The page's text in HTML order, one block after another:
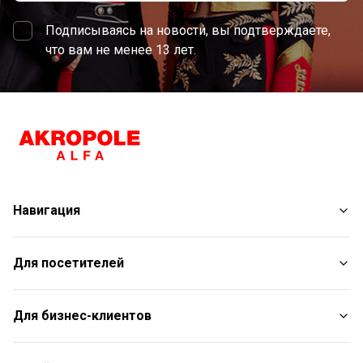
Подписываясь на новости, вы подтверждаете,
что вам не менее 13 лет.
Навигация
Магазины
Услуги
Развлечения
Рестораны
Для посетителей
План торгового центра
С животными
Контакты
Для бизнес-клиентов
Контакты